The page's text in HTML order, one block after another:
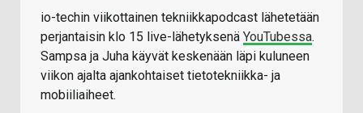
io-techin viikottainen tekniikkapodcast lähetetään
perjantaisin klo 15 live-lähetyksenä YouTubessa.
Sampsa ja Juha käyvät keskenään läpi kuluneen
viikon ajalta ajankohtaiset tietotekniikka- ja
mobiiliaiheet.